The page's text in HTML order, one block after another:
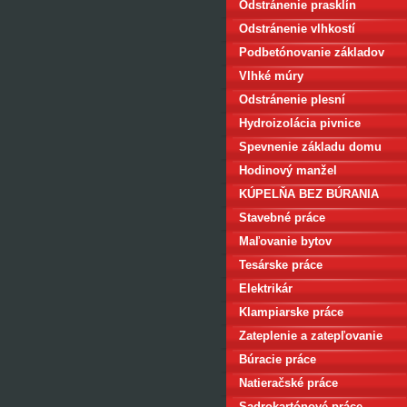
Odstránenie prasklín
Odstránenie vlhkostí
Podbetónovanie základov
Vlhké múry
Odstránenie plesní
Hydroizolácia pivnice
Spevnenie základu domu
Hodinový manžel
KÚPELŇA BEZ BÚRANIA
Stavebné práce
Maľovanie bytov
Tesárske práce
Elektrikár
Klampiarske práce
Zateplenie a zatepľovanie
Búracie práce
Natieračské práce